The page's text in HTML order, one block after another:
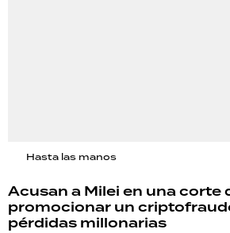
Hasta las manos
Acusan a Milei en una corte
promocionar un
pérdidas millonarias